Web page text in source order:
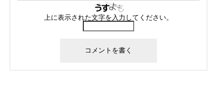
上に表示された文字を入力してください。